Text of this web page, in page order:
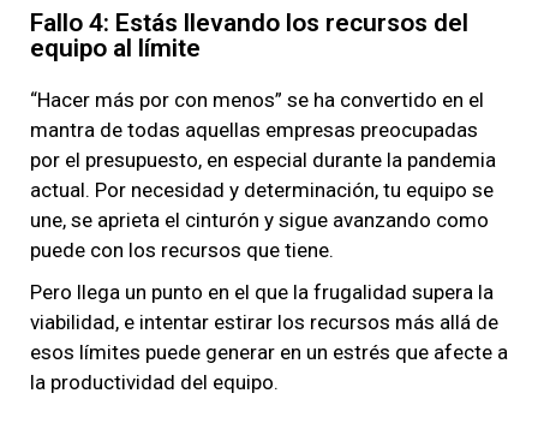
Fallo 4: Estás llevando los recursos del
equipo al límite
“Hacer más por con menos” se ha convertido en el
mantra de todas aquellas empresas preocupadas
por el presupuesto, en especial durante la pandemia
actual. Por necesidad y determinación, tu equipo se
une, se aprieta el cinturón y sigue avanzando como
puede con los recursos que tiene.
Pero llega un punto en el que la frugalidad supera la
viabilidad, e intentar estirar los recursos más allá de
esos límites puede generar en un estrés que afecte a
la productividad del equipo.